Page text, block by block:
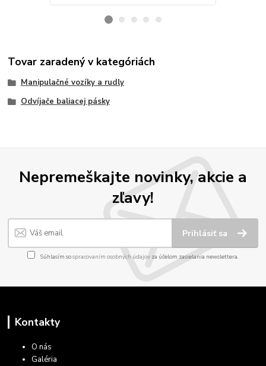
Tovar zaradený v kategóriách
Manipulačné vozíky a rudly
Odvíjače baliacej pásky
Nepremeškajte novinky, akcie a
zľavy!
Prihlásiť sa
Súhlasím sospracovaním osobných údajov za účelom zasielania newslettera.
Kontakty
O nás
Galéria